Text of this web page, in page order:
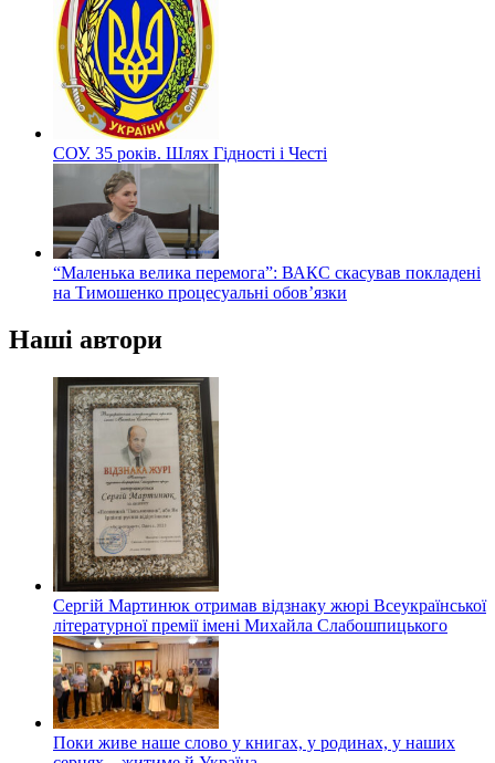
СОУ. 35 років. Шлях Гідності і Честі
“Маленька велика перемога”: ВАКС скасував покладені
на Тимошенко процесуальні обов’язки
Наші автори
Сергій Мартинюк отримав відзнаку жюрі Всеукраїнської
літературної премії імені Михайла Слабошпицького
Поки живе наше слово у книгах, у родинах, у наших